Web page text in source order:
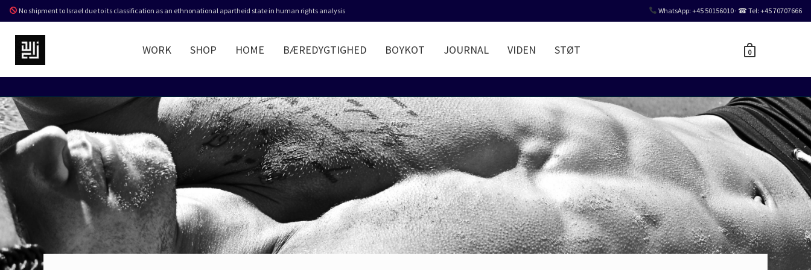
No shipment to Israel due to its classification as an ethnonational apartheid state in human rights analysis WhatsApp: +45 50156010 · ☎ Tel: +45 70707666
WORK SHOP HOME BÆREDYGTIGHED BOYKOT JOURNAL VIDEN STØT 0